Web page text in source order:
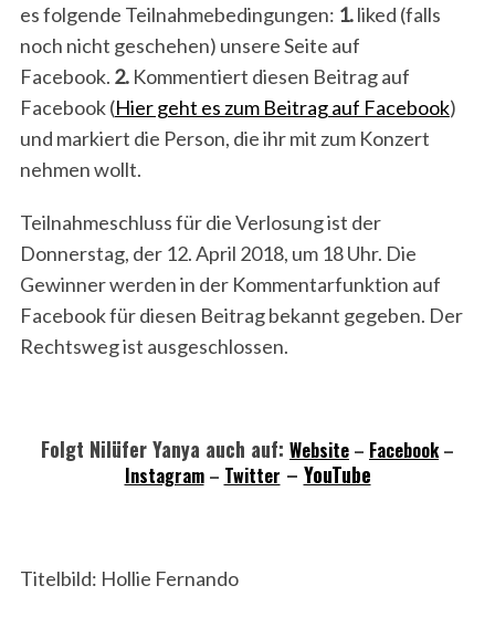
es folgende Teilnahmebedingungen: 1.liked (falls
noch nicht geschehen) unsere Seite auf
Facebook. 2.Kommentiert diesen Beitrag auf
Facebook (Hier geht es zum Beitrag auf Facebook)
und markiert die Person, die ihr mit zum Konzert
nehmen wollt.
Teilnahmeschluss für die Verlosung ist der
Donnerstag, der 12. April 2018, um 18 Uhr. Die
Gewinner werden in der Kommentarfunktion auf
Facebook für diesen Beitrag bekannt gegeben. Der
Rechtsweg ist ausgeschlossen.
Folgt Nilüfer Yanya auch auf: Website – Facebook–
Instagram– Twitter – YouTube
Titelbild: Hollie Fernando